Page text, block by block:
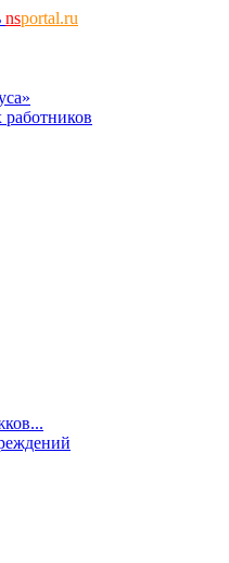
nsportal.ru
работников